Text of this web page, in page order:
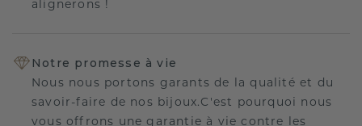
alignerons !
Notre promesse à vie
Nous nous portons garants de la qualité et du
savoir-faire de nos bijoux.C'est pourquoi nous
vous offrons une garantie à vie contre les